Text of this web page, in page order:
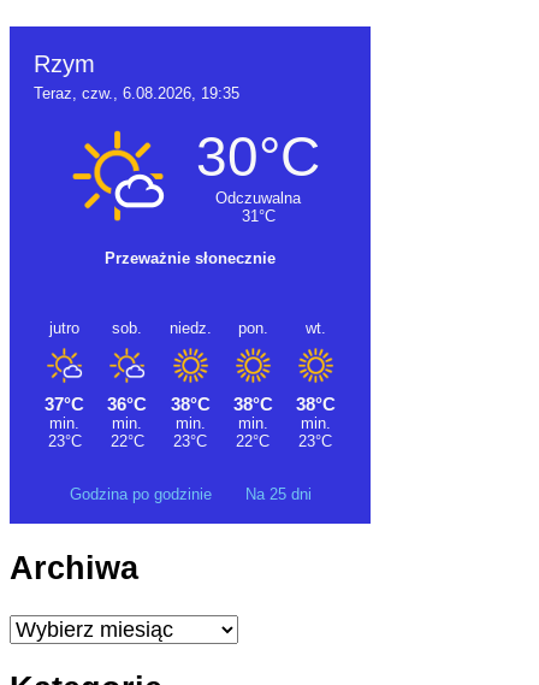
Godzina po godzinie Na 25 dni
Archiwa
Archiwa